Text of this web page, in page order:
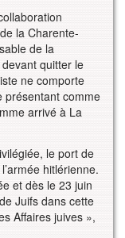
la Charente-
de la
quitter le
ne comporte
présentant comme
arrivé à La
le port de
hitlérienne.
et dès le 23 juin
Juifs dans cette
Affaires juives »,